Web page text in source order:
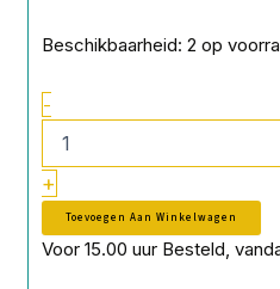
Beschikbaarheid: 2 op
-
Iron
Envoy
Heavy
Series
aantal
+
Toevoegen Aan Winkelwagen
Voor 15.00 uur Besteld,